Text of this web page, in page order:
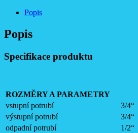
Popis
Popis
Specifikace produktu
ROZMĚRY A PARAMETRY
vstupní potrubí
3/4“
výstupní potrubí
3/4“
odpadní potrubí
1/2“